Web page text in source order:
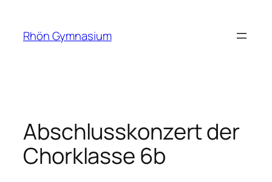
Rhön Gymnasium
Abschlusskonzert der
Chorklasse 6b